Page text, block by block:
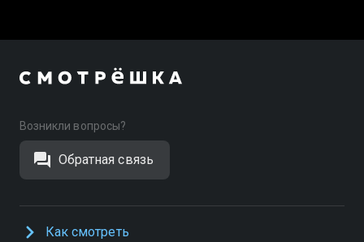
Возникли вопросы?
Обратная связь
Как смотреть